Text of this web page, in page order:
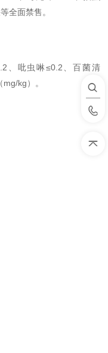
全面禁售。
、吡虫啉≤0.2、百菌清
kg）。